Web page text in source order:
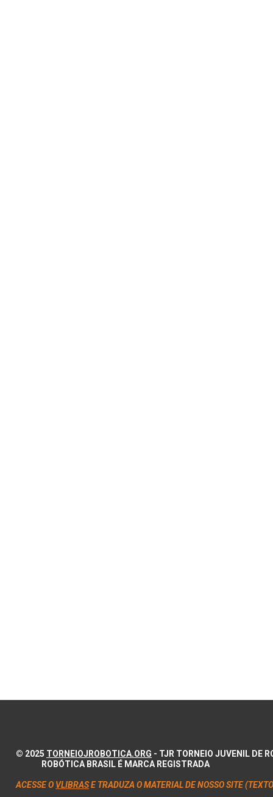
© 2025 TORNEIOJROBOTICA.ORG - TJR TORNEIO JUVENIL DE
ROBÓTICA BRASIL É MARCA REGISTRADA
ACESSE O VLIBRASE TRADUZA O MATERIAL DE NOSSO SITE